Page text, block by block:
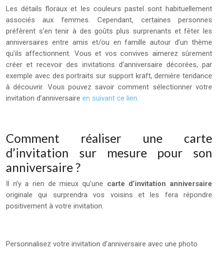
Les détails floraux et les couleurs pastel sont habituellement
associés aux femmes. Cependant, certaines personnes
préfèrent s’en tenir à des goûts plus surprenants et fêter les
anniversaires entre amis et/ou en famille autour d’un thème
qu’ils affectionnent. Vous et vos convives aimerez sûrement
créer et recevoir des invitations d’anniversaire décorées, par
exemple avec des portraits sur support kraft, dernière tendance
à découvrir. Vous pouvez savoir comment sélectionner votre
invitation d’anniversaire en suivant ce lien.
Comment réaliser une carte
d’invitation sur mesure pour son
anniversaire ?
Il n’y a rien de mieux qu’une carte d’invitation anniversaire
originale qui surprendra vos voisins et les fera répondre
positivement à votre invitation.
Personnalisez votre invitation d’anniversaire avec une photo